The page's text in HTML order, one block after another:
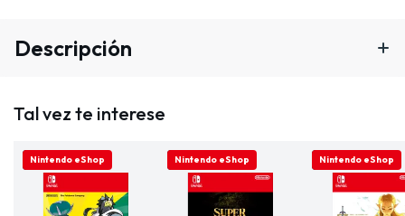
Descripción
Tal vez te interese
SOLO ONLINE
Nintendo eShop SOLO ONLINE
Nintendo eShop SOLO ONLINE
Nintendo eShop